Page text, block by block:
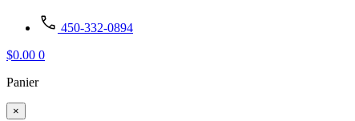
450-332-0894
$0.00 0
Panier
×